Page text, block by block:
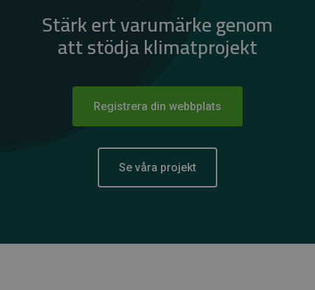
Stärk ert varumärke genom
att stödja klimatprojekt
Registrera din webbplats
Se våra projekt